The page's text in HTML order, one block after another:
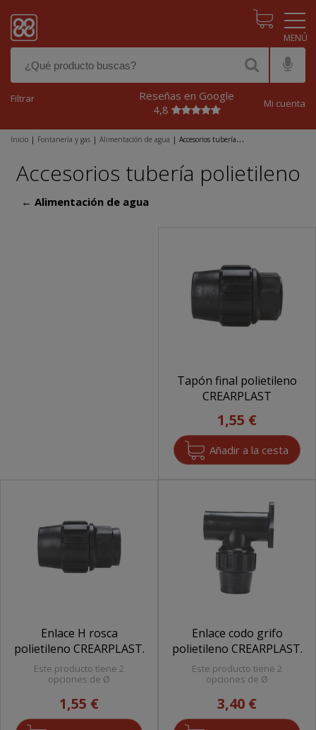
Reseñas en Google
4,8
Filtrar Mi cuenta
Inicio | Fontanería y gas | Alimentación de agua | Accesorios tubería
Accesorios tubería polietileno
← Alimentación de agua
Tapón final polietileno
CREARPLAST
1,55 €
Enlace H rosca
polietileno CREARPLAST.
Este producto tiene 2
opciones de Ø
1,55 €
Enlace codo grifo
polietileno CREARPLAST.
Este producto tiene 2
opciones de Ø
3,40 €